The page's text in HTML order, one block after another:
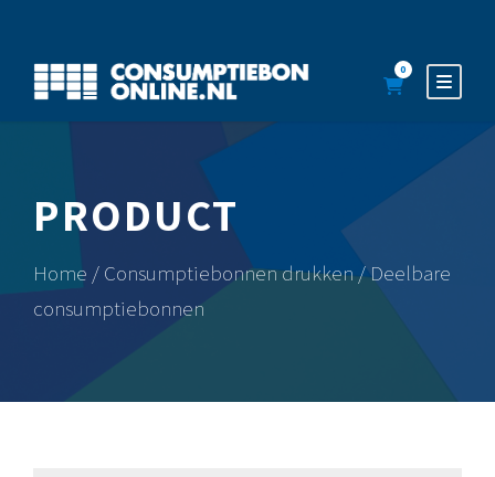
0
PRODUCT
Home / Consumptiebonnen drukken/ Deelbare
consumptiebonnen